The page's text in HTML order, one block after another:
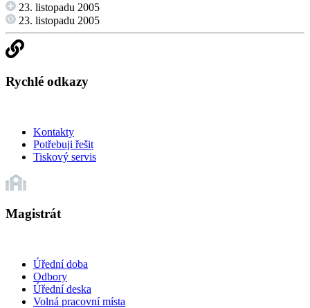
23. listopadu 2005
23. listopadu 2005
Rychlé odkazy
Kontakty
Potřebuji řešit
Tiskový servis
Magistrát
Úřední doba
Odbory
Úřední deska
Volná pracovní místa